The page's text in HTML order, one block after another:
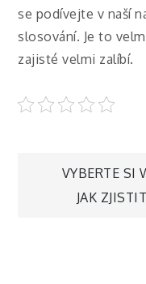
se podívejte v naší
slosování. Je to
zajisté velmi zalíbí.
VYBERTE SI
JAK